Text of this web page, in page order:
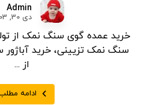
Admin
دی 30, 1403
خرید عمده گوی سنگ نمک از
سنگ نمک تزیینی، خرید
از ...
ادامه